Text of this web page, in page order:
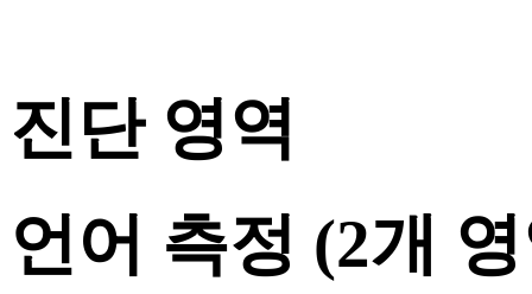
진단 영역
언어 측정 (2개